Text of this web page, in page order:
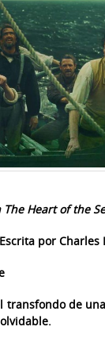
The Heart of the
por Charles
transfondo de